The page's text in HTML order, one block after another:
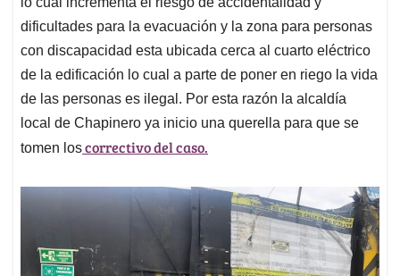
dificultades para la evacuación y la zona para personas
con discapacidad esta ubicada cerca al cuarto eléctrico
de la edificación lo cual a parte de poner en riego la vida
de las personas es ilegal. Por esta razón la alcaldía
local de Chapinero ya inicio una querella para que se
tomen loscorrectivo del caso.